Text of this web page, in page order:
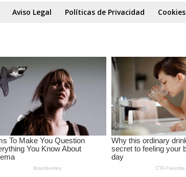
Aviso Legal Políticas de Privacidad Cookies